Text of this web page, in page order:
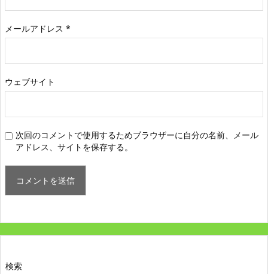
メールアドレス *
ウェブサイト
次回のコメントで使用するためブラウザーに自分の名前、メール
アドレス、サイトを保存する。
検索